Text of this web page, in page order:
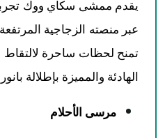
يقدم ممشى سكاي ووك تجربة
عبر منصته الزجاجية
تمنح لحظات ساحرة لالتقاط
الهادئة والمميزة بإطلالة
مرسى الأحلام